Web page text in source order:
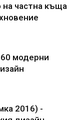
частна къща
модерни
2016) -